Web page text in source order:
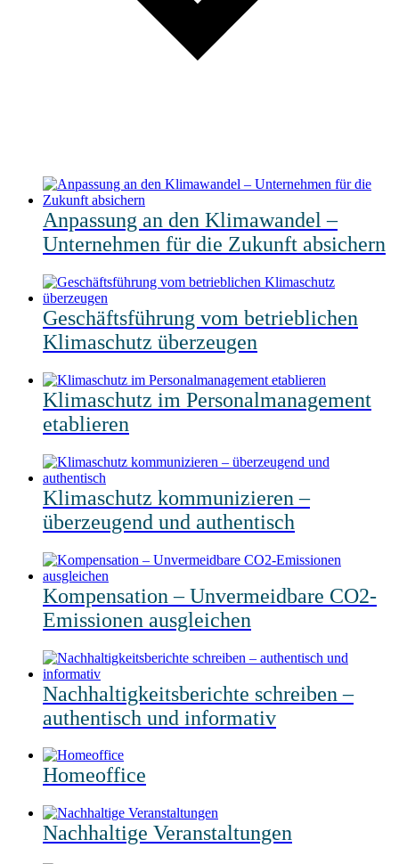
Anpassung an den Klimawandel –
Unternehmen für die Zukunft absichern
Geschäftsführung vom betrieblichen
Klimaschutz überzeugen
Klimaschutz im Personalmanagement
etablieren
Klimaschutz kommunizieren –
überzeugend und authentisch
Kompensation – Unvermeidbare CO2-
Emissionen ausgleichen
Nachhaltigkeitsberichte schreiben –
authentisch und informativ
Homeoffice
Nachhaltige Veranstaltungen